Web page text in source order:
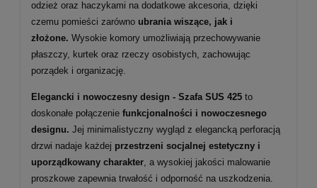
odzież oraz haczykami na dodatkowe akcesoria, dzięki
czemu pomieści zarówno ubrania wiszące, jak i
złożone. Wysokie komory umożliwiają przechowywanie
płaszczy, kurtek oraz rzeczy osobistych, zachowując
porządek i organizację.
Elegancki i nowoczesny design - Szafa SUS 425 to
doskonałe połączenie funkcjonalności i nowoczesnego
designu. Jej minimalistyczny wygląd z elegancką perforacją
drzwi nadaje każdej przestrzeni socjalnej estetyczny i
uporządkowany charakter , a wysokiej jakości malowanie
proszkowe zapewnia trwałość i odporność na uszkodzenia.